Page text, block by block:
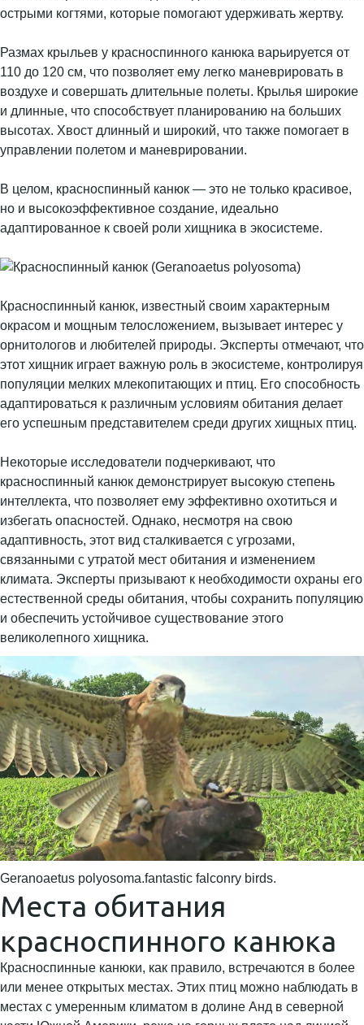
острыми когтями, которые помогают удерживать жертву.
Размах крыльев у красноспинного канюка варьируется от
110 до 120 см, что позволяет ему легко маневрировать в
воздухе и совершать длительные полеты. Крылья широкие
и длинные, что способствует планированию на больших
высотах. Хвост длинный и широкий, что также помогает в
управлении полетом и маневрировании.
В целом, красноспинный канюк — это не только красивое,
но и высокоэффективное создание, идеально
адаптированное к своей роли хищника в экосистеме.
Красноспинный канюк, известный своим характерным
окрасом и мощным телосложением, вызывает интерес у
орнитологов и любителей природы. Эксперты отмечают, что
этот хищник играет важную роль в экосистеме, контролируя
популяции мелких млекопитающих и птиц. Его способность
адаптироваться к различным условиям обитания делает
его успешным представителем среди других хищных птиц.
Некоторые исследователи подчеркивают, что
красноспинный канюк демонстрирует высокую степень
интеллекта, что позволяет ему эффективно охотиться и
избегать опасностей. Однако, несмотря на свою
адаптивность, этот вид сталкивается с угрозами,
связанными с утратой мест обитания и изменением
климата. Эксперты призывают к необходимости охраны его
естественной среды обитания, чтобы сохранить популяцию
и обеспечить устойчивое существование этого
великолепного хищника.
Geranoaetus polyosoma.fantastic falconry birds.
Места обитания
красноспинного канюка
Красноспинные канюки, как правило, встречаются в более
или менее открытых местах. Этих птиц можно наблюдать в
местах с умеренным климатом в долине Анд в северной